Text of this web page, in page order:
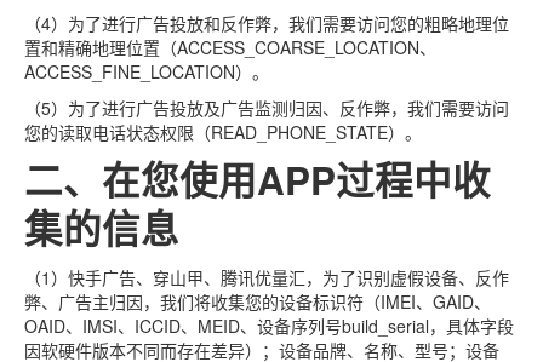
（4）为了进行广告投放和反作弊，我们需要访问您的粗略地理位
置和精确地理位置（ACCESS_COARSE_LOCATION、
ACCESS_FINE_LOCATION）。
（5）为了进行广告投放及广告监测归因、反作弊，我们需要访问
您的读取电话状态权限（READ_PHONE_STATE）。
二、在您使用APP过程中收
集的信息
（1）快手广告、穿山甲、腾讯优量汇，为了识别虚假设备、反作
弊、广告主归因，我们将收集您的设备标识符（IMEI、GAID、
OAID、IMSI、ICCID、MEID、设备序列号build_serial，具体字段
因软硬件版本不同而存在差异）；设备品牌、名称、型号；设备